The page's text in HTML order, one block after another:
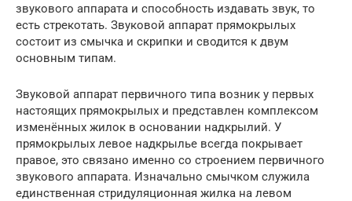
звукового аппарата и способность издавать звук, то
есть стрекотать. Звуковой аппарат прямокрылых
состоит из смычка и скрипки и сводится к двум
основным типам.
Звуковой аппарат первичного типа возник у первых
настоящих прямокрылых и представлен комплексом
изменённых жилок в основании надкрылий. У
прямокрылых левое надкрылье всегда покрывает
правое, это связано именно со строением первичного
звукового аппарата. Изначально смычком служила
единственная стридуляционная жилка на левом